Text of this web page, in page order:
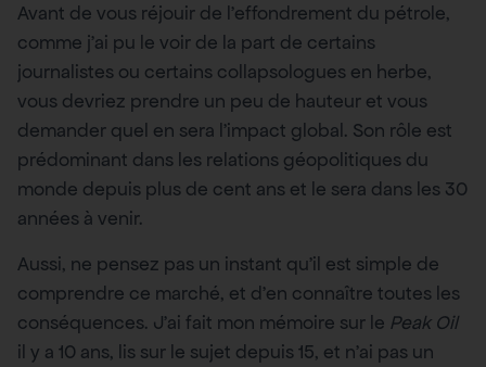
Avant de vous réjouir de l’effondrement du pétrole,
comme j’ai pu le voir de la part de certains
journalistes ou certains collapsologues en herbe,
vous devriez prendre un peu de hauteur et vous
demander quel en sera l’impact global. Son rôle est
prédominant dans les relations géopolitiques du
monde depuis plus de cent ans et le sera dans les 30
années à venir.
Aussi, ne pensez pas un instant qu’il est simple de
comprendre ce marché, et d’en connaître toutes les
conséquences. J’ai fait mon mémoire sur le Peak Oil
il y a 10 ans, lis sur le sujet depuis 15, et n’ai pas un